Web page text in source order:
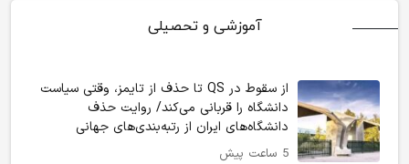
آموزشی و تحصیلی
از سقوط در QS تا حذف از تایمز، وقتی سیاست
دانشگاه را قربانی می‌کند/ روایت حذف
دانشگاه‌های ایران از رتبه‌بندی‌های جهانی
5 ساعت پیش